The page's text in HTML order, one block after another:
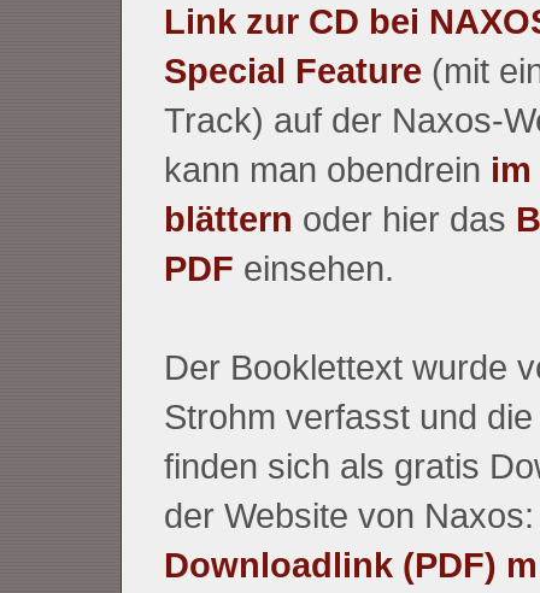
Link zur CD bei
Special Feature (mit
Track) auf der Naxos-
kann man obendrein
blättern oder hier das
PDF einsehen.
Der Booklettext wurde
Strohm verfasst und
finden sich als gratis
der Website von Naxos:
Downloadlink (PDF)